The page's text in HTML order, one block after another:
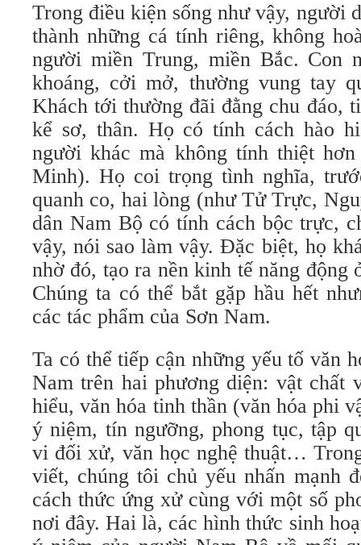
Trong điều kiện sống như vậy, người
thành những cá tính riêng, không
người miền Trung, miền Bắc. Con
khoáng, cởi mở, thường vung tay
Khách tới thường đãi đằng chu đáo,
kể sơ, thân. Họ có tính cách hào
người khác mà không tính thiệt
Minh). Họ coi trọng tình nghĩa,
quanh co, hai lòng (như Tử Trực,
dân Nam Bộ có tính cách bộc trực,
vậy, nói sao làm vậy. Đặc biệt, họ
nhờ đó, tạo ra nền kinh tế năng động
Chúng ta có thể bắt gặp hầu hết
các tác phẩm của Sơn Nam.
Ta có thể tiếp cận những yếu tố văn
Nam trên hai phương diện: vật chất
hiểu, văn hóa tinh thần (văn hóa phi
ý niệm, tín ngưỡng, phong tục, tập
vi đối xử, văn học nghệ thuật…
viết, chúng tôi chủ yếu nhấn mạnh
cách thức ứng xử cùng với một số
nơi đây. Hai là, các hình thức sinh